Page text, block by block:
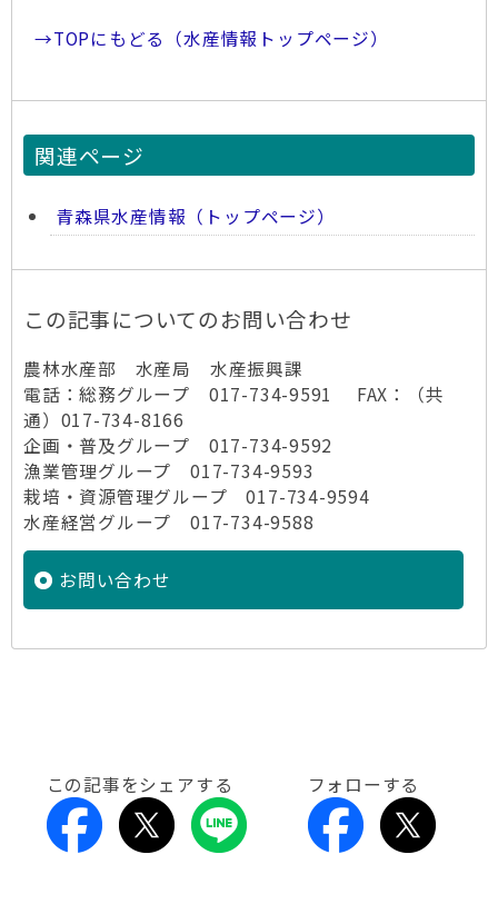
→TOPにもどる（水産情報トップページ）
関連ページ
青森県水産情報（トップページ）
この記事についてのお問い合わせ
農林水産部 水産局 水産振興課
電話：総務グループ 017-734-9591 FAX：（共
通）017-734-8166
企画・普及グループ 017-734-9592
漁業管理グループ 017-734-9593
栽培・資源管理グループ 017-734-9594
水産経営グループ 017-734-9588
お問い合わせ
この記事をシェアする フォローする